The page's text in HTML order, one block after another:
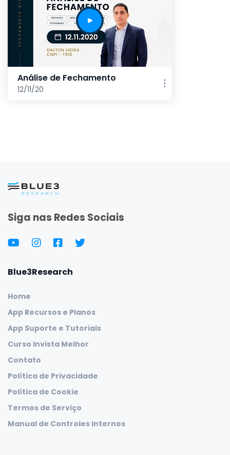
Análise de Fechamento
12/11/20
Siga nas Redes Sociais
Blue3Research
Home
App Recursos e Planos
App Suporte e Tutoriais
Curso Invista Melhor
Contato
Política de Privacidade
Política de Cookie
Termos de Serviço
Manual de Controles Internos